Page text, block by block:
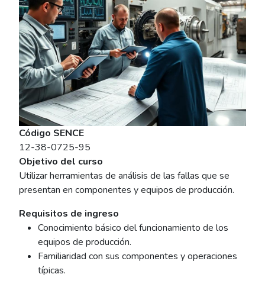
Código SENCE
12-38-0725-95
Objetivo del curso
Utilizar herramientas de análisis de las fallas que se
presentan en componentes y equipos de producción.
Requisitos de ingreso
Conocimiento básico del funcionamiento de los
equipos de producción.
Familiaridad con sus componentes y operaciones
típicas.